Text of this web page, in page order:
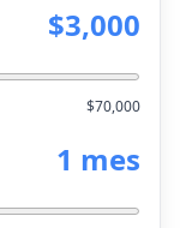
$3,000
$70,000
1 mes